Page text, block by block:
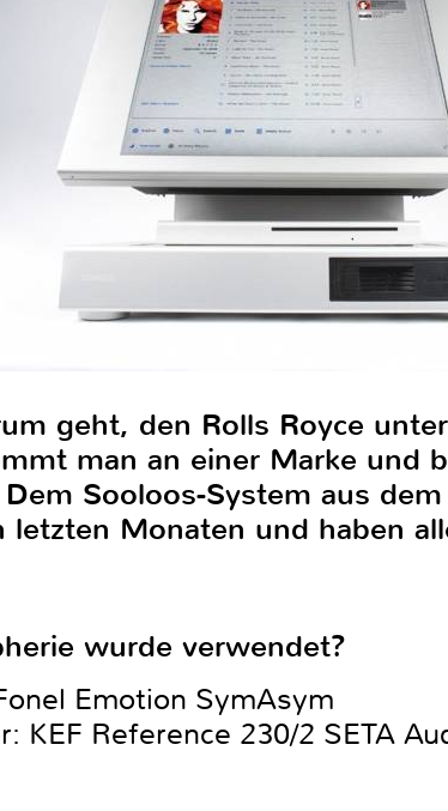
geht, den Rolls Royce
man an einer Marke und
Sooloos-System aus
Monaten und haben
wurde verwendet?
Emotion SymAsym
KEF Reference 230/2 SETA